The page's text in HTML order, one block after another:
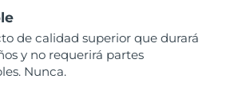
de calidad superior que durará
y no requerirá partes
Nunca.